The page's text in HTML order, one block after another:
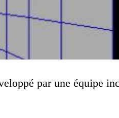
par une équipe